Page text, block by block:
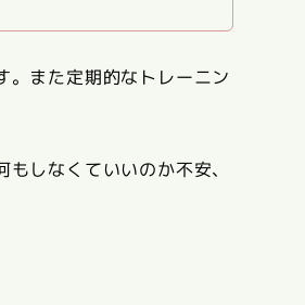
。また定期的なトレーニン
しなくていいのか不安、